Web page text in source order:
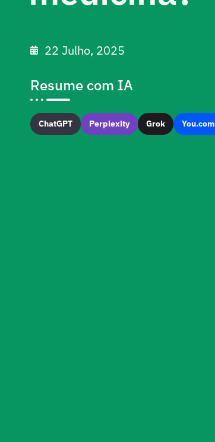
22 Julho, 2025
Resume com IA
ChatGPT Perplexity Grok You.com